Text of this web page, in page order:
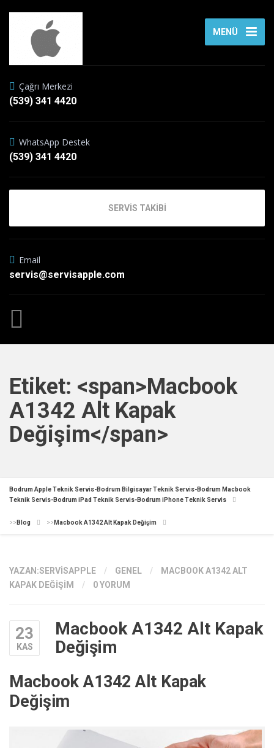
MENÜ
Çağrı Merkezi
(539) 341 4420
WhatsApp Destek
(539) 341 4420
SERVİS TAKİBİ
Email
servis@servisapple.com
Etiket: <span>Macbook
A1342 Alt Kapak
Değişim</span>
Bodrum Apple Teknik Servis-Bodrum Bilgisayar Teknik Servis-Bodrum Macbook
Teknik Servis-Bodrum iPad Teknik Servis-Bodrum iPhone Teknik Servis
>> Blog >> Macbook A1342 Alt Kapak Değişim
YAZAN:SERVISAPPLE / GENEL /
MACBOOK A1342 ALT
KAPAK DEĞIŞIM
/ 0 YORUM
23
KAS
Macbook A1342 Alt Kapak
Değişim
Macbook A1342 Alt Kapak
Değişim